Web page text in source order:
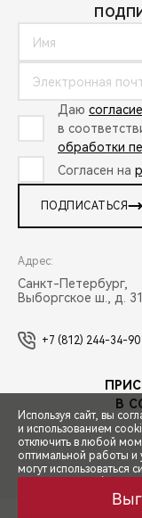
Даю
в
обработки
Согласен на
ПОДПИСАТЬСЯ
Адрес:
Санкт-Петербург,
Выборгское ш., д.
+7 (812) 244-34-90
В
Используя сайт, вы
и использованием
отключить в любой
оптимальной работы и
могут использоваться
с применением